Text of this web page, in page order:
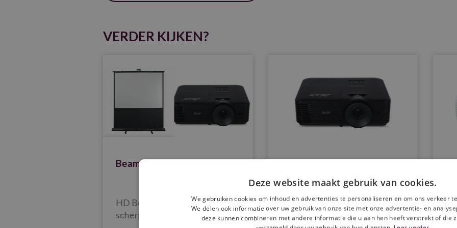
VERDER KIJKEN?
Beamer en scherm huren
HD Beamer: Projectoren met
scherpe resolutie voor
HD beamer huren
HD Beamer: Projector met
scherpe resolutie voor
Deze website maakt gebruik van cookies.
We gebruiken cookies om inhoud en advertenties te personaliseren en om ons verkeer
We delen ook informatie over uw gebruik van onze site met onze advertentie- en
deze kunnen combineren met andere informatie die u aan hen heeft verstrekt of die